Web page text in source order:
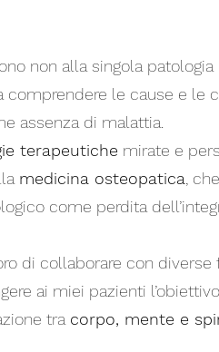
non alla singola patologia
comprendere le cause e le
assenza di malattia.
terapeutiche mirate e
medicina osteopatica ,
come perdita
di collaborare con diverse
ai miei pazienti
tra corpo, mente e